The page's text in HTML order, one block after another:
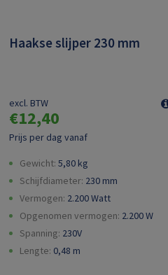
Haakse slijper 230 mm
Prijs per dag vanaf
€12,40
excl. BTW
Gewicht: 5,80 kg
Schijfdiameter: 230 mm
Vermogen: 2.200 Watt
Opgenomen vermogen: 2.200W
Spanning: 230V
Lengte: 0,48 m